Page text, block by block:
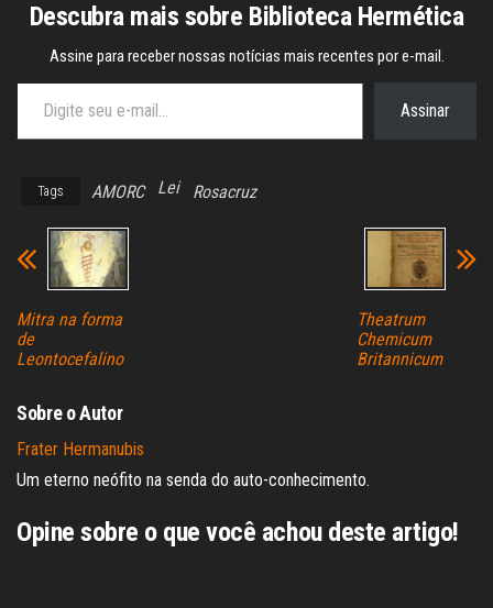
Descubra mais sobre Biblioteca Hermética
Assine para receber nossas notícias mais recentes por e-mail.
Digite seu e-mail…
Assinar
Tags AMORC Lei Rosacruz
Mitra na forma
de
Leontocefalino
Theatrum
Chemicum
Britannicum
Sobre o Autor
Frater Hermanubis
Um eterno neófito na senda do auto-conhecimento.
Opine sobre o que você achou deste artigo!